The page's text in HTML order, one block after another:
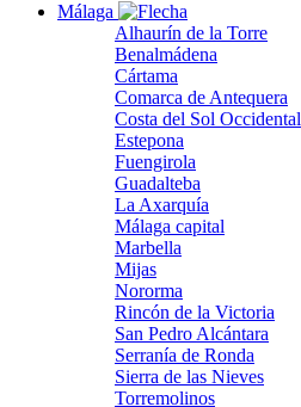
Málaga
Alhaurín de la Torre
Benalmádena
Cártama
Comarca de Antequera
Costa del Sol Occidental
Estepona
Fuengirola
Guadalteba
La Axarquía
Málaga capital
Marbella
Mijas
Nororma
Rincón de la Victoria
San Pedro Alcántara
Serranía de Ronda
Sierra de las Nieves
Torremolinos